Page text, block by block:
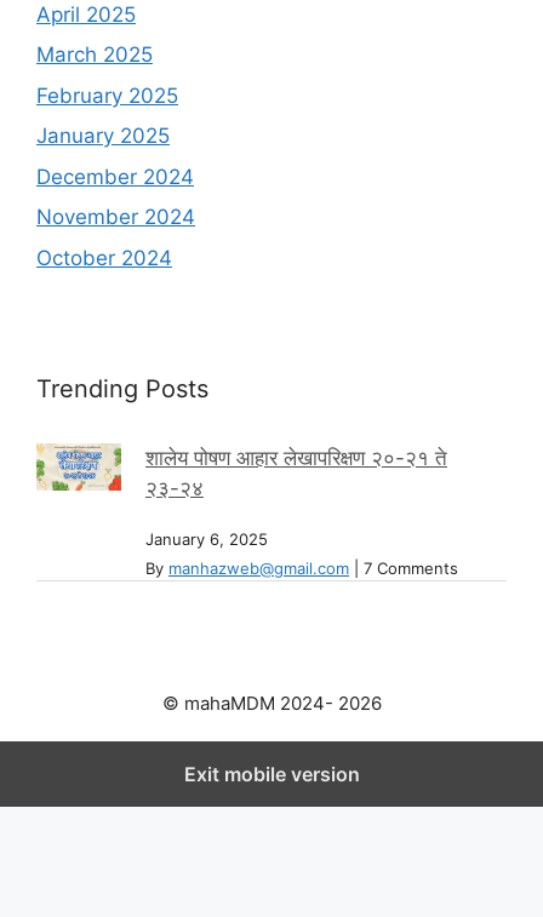
April 2025
March 2025
February 2025
January 2025
December 2024
November 2024
October 2024
Trending Posts
शालेय पोषण आहार लेखापरिक्षण २०-२१ ते
२३-२४
January 6, 2025
By manhazweb@gmail.com 7 Comments
© mahaMDM 2024- 2026
Exit mobile version